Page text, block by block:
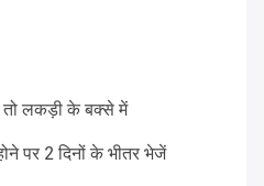
तो लकड़ी के बक्से में
पर 2 दिनों के भीतर भेजें